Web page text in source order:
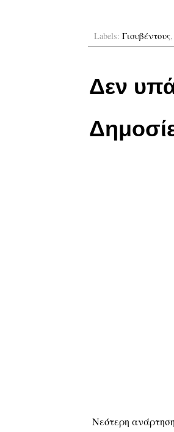
Labels: Γιουβέντους,
Δεν
Νεότερη ανάρτηση